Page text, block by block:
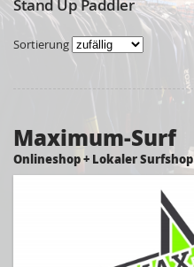
Stand Up Paddler
Sortierung
Maximum-Surf
Onlineshop + Lokaler Surfshop